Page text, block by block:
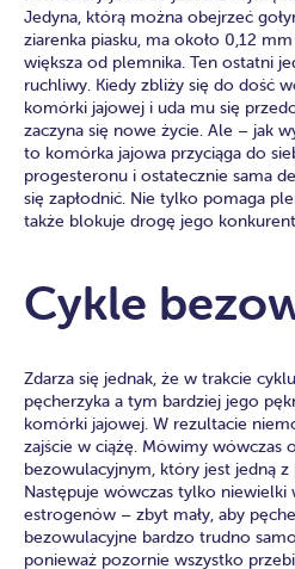
Jedyna, którą można obejrzeć
ziarenka piasku, ma około 0,12
większa od plemnika. Ten ostatni
ruchliwy. Kiedy zbliży się do dość
komórki jajowej i uda mu się
zaczyna się nowe życie. Ale – jak
to komórka jajowa przyciąga do
progesteronu i ostatecznie sama
się zapłodnić. Nie tylko pomaga
także blokuje drogę jego
Cykle
Zdarza się jednak, że w trakcie
pęcherzyka a tym bardziej jego
komórki jajowej. W rezultacie
zajście w ciążę. Mówimy wówczas
bezowulacyjnym, który jest jedną z
Następuje wówczas tylko
estrogenów – zbyt mały, aby
bezowulacyjne bardzo trudno
ponieważ pozornie wszystko